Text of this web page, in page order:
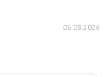
06.08.2026